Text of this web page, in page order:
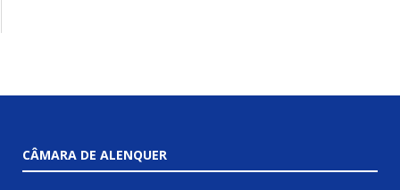
CÂMARA DE ALENQUER